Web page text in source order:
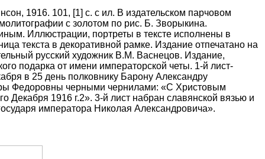
1916. 101, [1] с. с ил. В издательском парчовом
с золотом по рис. Б. Зворыкина.
Иллюстрации, портреты в тексте исполнены в
текста в декоративной рамке. Издание отпечатано на
русский художник В.М. Васнецов. Издание,
подарка от имени императорской четы. 1-й лист-
в 25 день полковнику Барону Александру
Федоровны черными чернилами: «С Христовым
1916 г.2». 3-й лист набран славянской вязью и
императора Николая Александровича».